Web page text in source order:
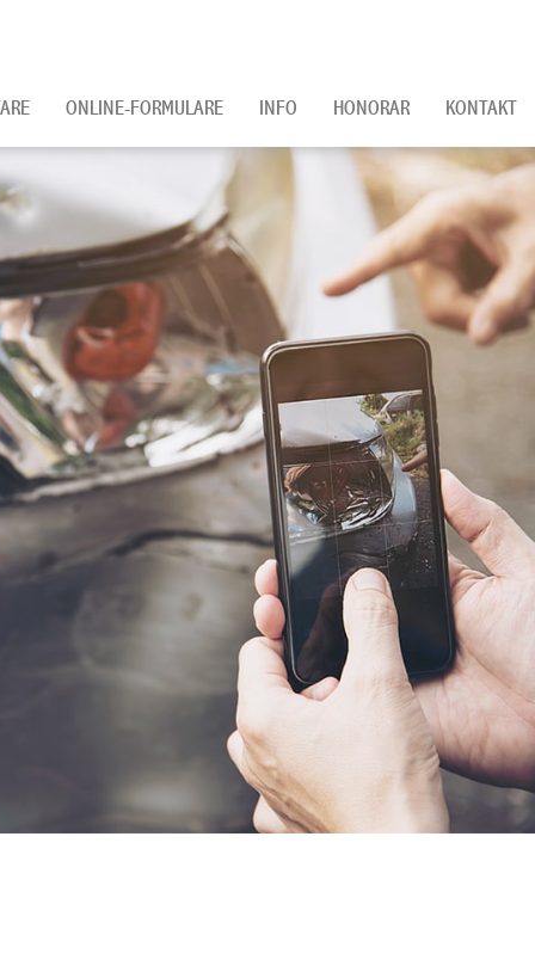
ONLINE-FORMULARE INFO HONORAR KONTAKT